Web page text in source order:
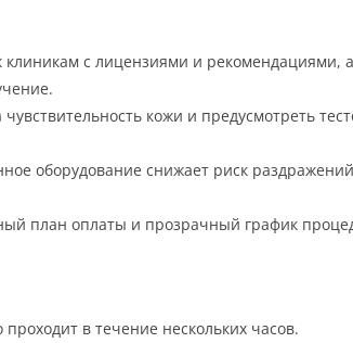
с лицензиями и рекомендациями, а
кожи и предусмотреть
оборудование снижает риск
план оплаты и прозрачный график
в течение нескольких часов.